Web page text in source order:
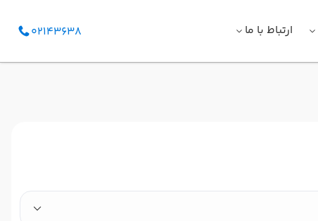
ارتباط با ما 02143638